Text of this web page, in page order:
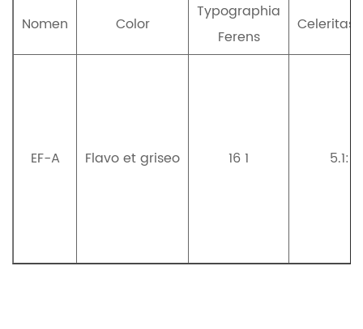
Nomen Color
Typographia
Ferens
Celeritas
EF-A Flavo et griseo 16 1 5.1: 1